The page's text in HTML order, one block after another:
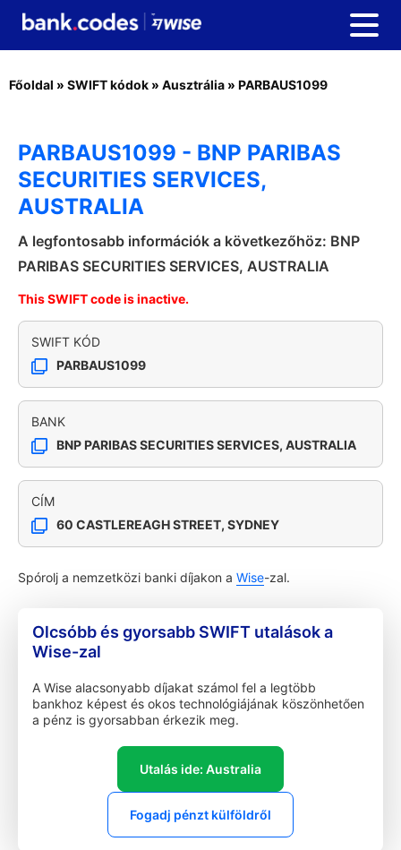
Főoldal » SWIFT kódok » Ausztrália » PARBAUS1099
PARBAUS1099 - BNP PARIBAS
SECURITIES SERVICES,
AUSTRALIA
A legfontosabb információk a következőhöz: BNP
PARIBAS SECURITIES SERVICES, AUSTRALIA
This SWIFT code is inactive.
SWIFT KÓD
PARBAUS1099
BANK
BNP PARIBAS SECURITIES SERVICES, AUSTRALIA
CÍM
60 CASTLEREAGH STREET, SYDNEY
Spórolj a nemzetközi banki díjakon a Wise-zal.
Olcsóbb és gyorsabb SWIFT utalások a
Wise-zal
A Wise alacsonyabb díjakat számol fel a legtöbb
bankhoz képest és okos technológiájának köszönhetően
a pénz is gyorsabban érkezik meg.
Utalás ide: Australia
Fogadj pénzt külföldről